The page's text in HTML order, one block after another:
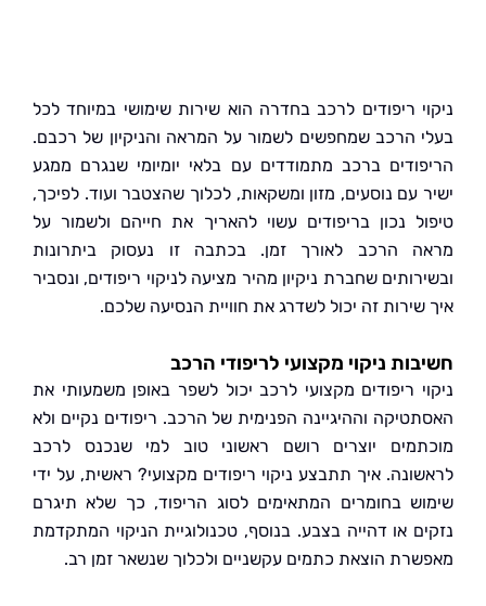
ריפודים לרכב בחדרה הוא שירות שימושי במיוחד לכל
הרכב שמחפשים לשמור על המראה והניקיון של רכבם.
ברכב מתמודדים עם בלאי יומיומי שנגרם ממגע
עם נוסעים, מזון ומשקאות, לכלוך שהצטבר ועוד. לפיכך,
נכון בריפודים עשוי להאריך את חייהם ולשמור על
הרכב לאורך זמן. בכתבה זו נעסוק ביתרונות
שחברת ניקיון מהיר מציעה לניקוי ריפודים, ונסביר
זה יכול לשדרג את חוויית הנסיעה שלכם.
ניקוי מקצועי לריפודי הרכב
ריפודים מקצועי לרכב יכול לשפר באופן משמעותי את
וההיגיינה הפנימית של הרכב. ריפודים נקיים ולא
יוצרים רושם ראשוני טוב למי שנכנס לרכב
איך תתבצע ניקוי ריפודים מקצועי? ראשית, על ידי
בחומרים המתאימים לסוג הריפוד, כך שלא תיגרם
או דהייה בצבע. בנוסף, טכנולוגיית הניקוי המתקדמת
הוצאת כתמים עקשניים ולכלוך שנשאר זמן רב.